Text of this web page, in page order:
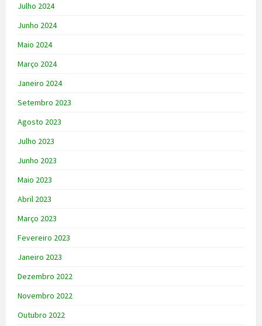
Julho 2024
Junho 2024
Maio 2024
Março 2024
Janeiro 2024
Setembro 2023
Agosto 2023
Julho 2023
Junho 2023
Maio 2023
Abril 2023
Março 2023
Fevereiro 2023
Janeiro 2023
Dezembro 2022
Novembro 2022
Outubro 2022